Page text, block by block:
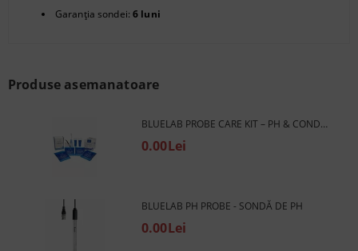
Garanția sondei:6 luni
Produse asemanatoare
BLUELAB PROBE CARE KIT – PH & CONDUCTIVITY - KIT DE PH ȘI EC (CURĂȚARE ȘI CALIBRARE)
0.00Lei
BLUELAB PH PROBE - SONDĂ DE PH
0.00Lei